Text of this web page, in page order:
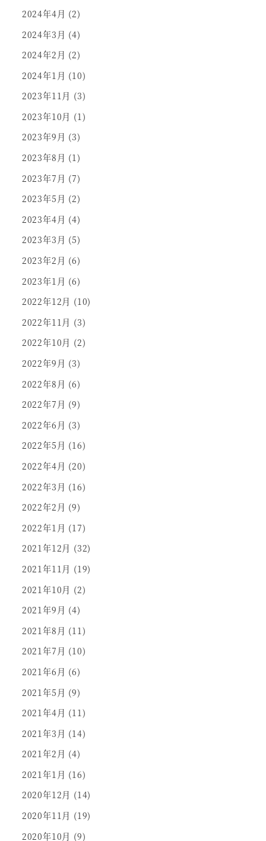
2024年4月 (2)
2024年3月 (4)
2024年2月 (2)
2024年1月 (10)
2023年11月 (3)
2023年10月 (1)
2023年9月 (3)
2023年8月 (1)
2023年7月 (7)
2023年5月 (2)
2023年4月 (4)
2023年3月 (5)
2023年2月 (6)
2023年1月 (6)
2022年12月 (10)
2022年11月 (3)
2022年10月 (2)
2022年9月 (3)
2022年8月 (6)
2022年7月 (9)
2022年6月 (3)
2022年5月 (16)
2022年4月 (20)
2022年3月 (16)
2022年2月 (9)
2022年1月 (17)
2021年12月 (32)
2021年11月 (19)
2021年10月 (2)
2021年9月 (4)
2021年8月 (11)
2021年7月 (10)
2021年6月 (6)
2021年5月 (9)
2021年4月 (11)
2021年3月 (14)
2021年2月 (4)
2021年1月 (16)
2020年12月 (14)
2020年11月 (19)
2020年10月 (9)